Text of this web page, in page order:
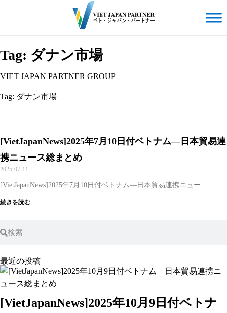
Tag: ダナン市場
VIET JAPAN PARTNER GROUP
Tag: ダナン市場
[VietJapanNews]2025年7月10日付ベトナム―日本貿易連
携ニュース総まとめ
2025-07-11
[VietJapanNews]2025年7月10日付ベトナム―日本貿易連携ニュー
続きを読む
最近の投稿
[VietJapanNews]2025年10月9日付ベトナ